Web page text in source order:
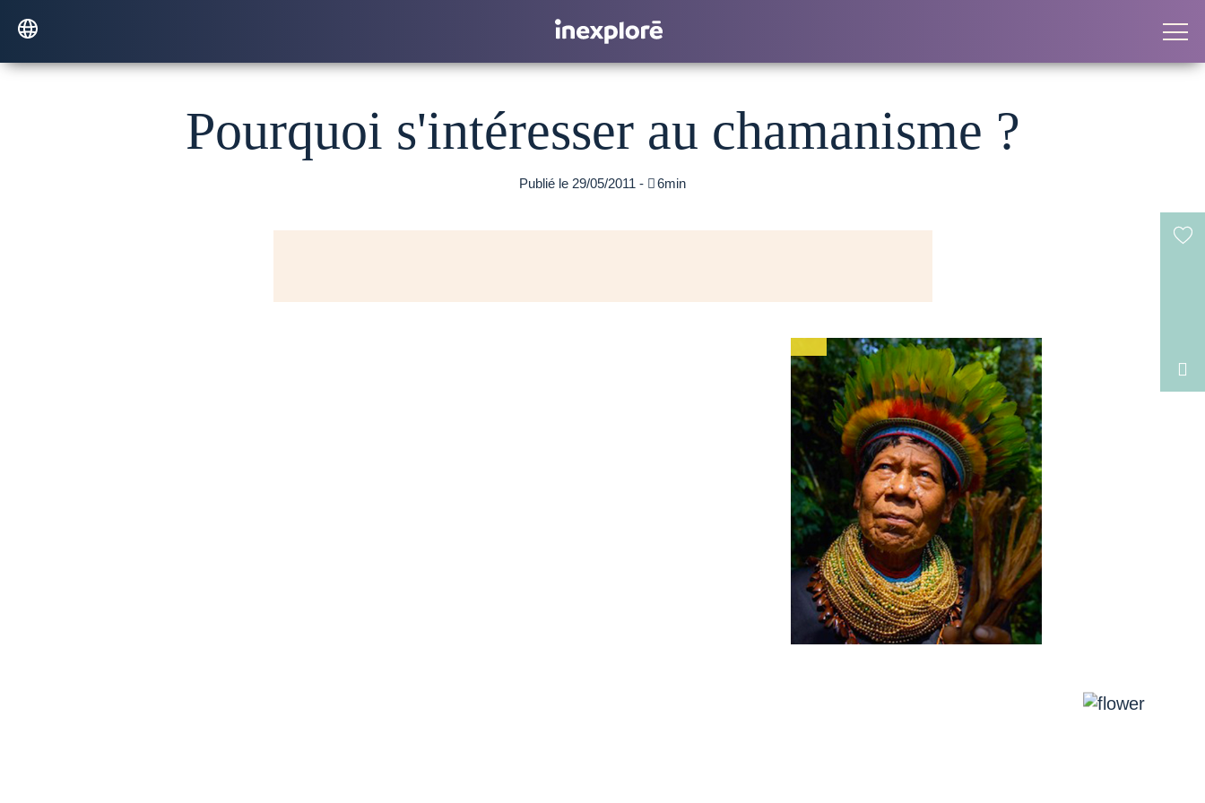
Pourquoi s'intéresser au chamanisme ?
Publié le 29/05/2011 - 6min
